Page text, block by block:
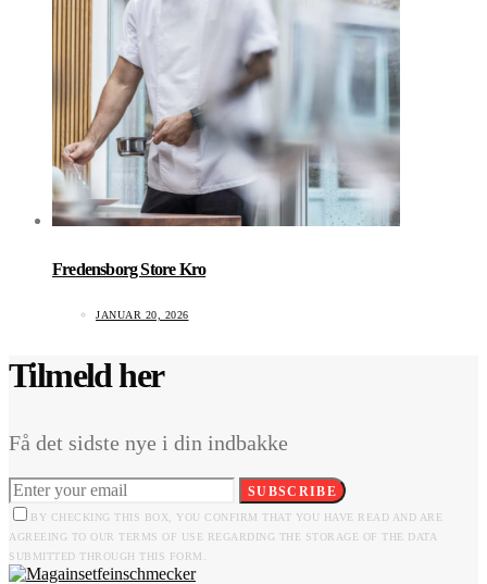
Fredensborg Store Kro
JANUAR 20, 2026
Tilmeld her
Få det sidste nye i din indbakke
SUBSCRIBE
BY CHECKING THIS BOX, YOU CONFIRM THAT YOU HAVE READ AND ARE
AGREEING TO OUR TERMS OF USE REGARDING THE STORAGE OF THE DATA
SUBMITTED THROUGH THIS FORM.